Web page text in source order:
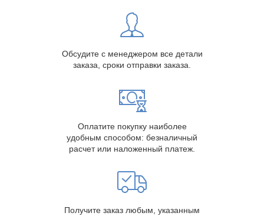
Обсудите с менеджером все детали
заказа, сроки отправки заказа.
Оплатите покупку наиболее
удобным способом: безналичный
расчет или наложенный платеж.
Получите заказ любым, указанным